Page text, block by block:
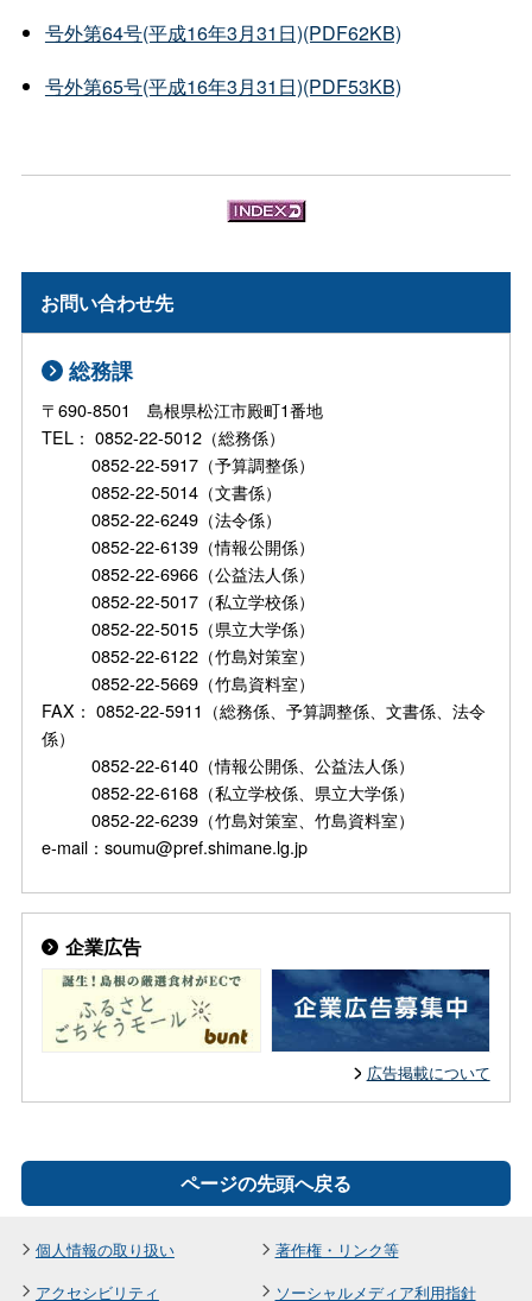
号外第64号(平成16年3月31日)(PDF62KB)
号外第65号(平成16年3月31日)(PDF53KB)
お問い合わせ先
総務課
〒690-8501 島根県松江市殿町1番地
TEL： 0852-22-5012（総務係）
0852-22-5917（予算調整係）
0852-22-5014（文書係）
0852-22-6249（法令係）
0852-22-6139（情報公開係）
0852-22-6966（公益法人係）
0852-22-5017（私立学校係）
0852-22-5015（県立大学係）
0852-22-6122（竹島対策室）
0852-22-5669（竹島資料室）
FAX： 0852-22-5911（総務係、予算調整係、文書係、法令
係）
0852-22-6140（情報公開係、公益法人係）
0852-22-6168（私立学校係、県立大学係）
0852-22-6239（竹島対策室、竹島資料室）
e-mail：soumu@pref.shimane.lg.jp
企業広告
広告掲載について
ページの先頭へ戻る
個人情報の取り扱い
著作権・リンク等
アクセシビリティ
ソーシャルメディア利用指針